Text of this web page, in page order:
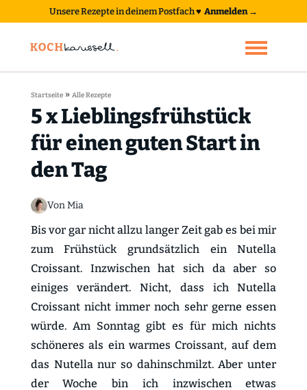
Unsere Rezepte in deinem Postfach♥ Anmelden →
Startseite» Alle Rezepte
5 x Lieblingsfrühstück
für einen guten Start in
den Tag
Von Mia
Bis vor gar nicht allzu langer Zeit gab es bei mir
zum Frühstück grundsätzlich ein Nutella
Croissant. Inzwischen hat sich da aber so
einiges verändert. Nicht, dass ich Nutella
Croissant nicht immer noch sehr gerne essen
würde. Am Sonntag gibt es für mich nichts
schöneres als ein warmes Croissant, auf dem
das Nutella nur so dahinschmilzt. Aber unter
der Woche bin ich inzwischen etwas